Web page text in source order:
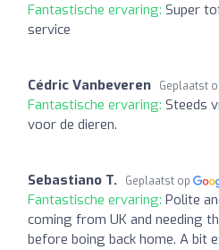
Fantastische ervaring: Super
service
Cédric Vanbeveren Geplaatst
Fantastische ervaring: Steeds
voor de dieren.
Sebastiano T. Geplaatst op
Fantastische ervaring: Polite
coming from UK and needing
before boing back home. A bit